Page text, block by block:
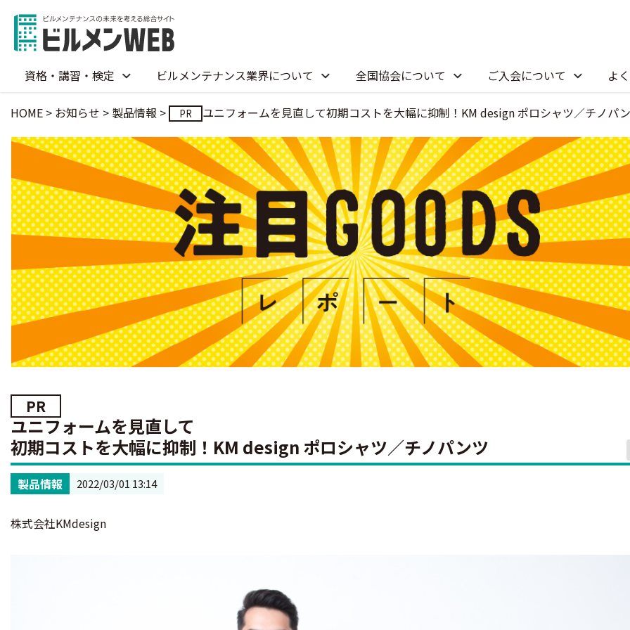
資格・講習・検定 ビルメンテナンス業界について 全国協会について ご入会について よ
HOME > お知らせ > 製品情報 > PR ユニフォームを見直して初期コストを大幅に抑制！ KM design ポロシャツ／チノパ
PR
ユニフォームを見直して
初期コストを大幅に抑制！ KM design ポロシャツ／チノパンツ
製品情報 2022/03/01 13:14
株式会社KMdesign